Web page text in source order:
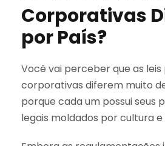
Corporativas
por País?
Você vai perceber que as leis
corporativas diferem muito
porque cada um possui seus
legais moldados por cultura